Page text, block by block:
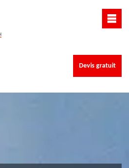
Devis gratuit